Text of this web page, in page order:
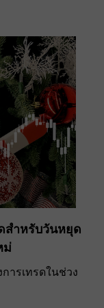
สำหรับวันหยุด
ม่
ารเทรดในช่วง